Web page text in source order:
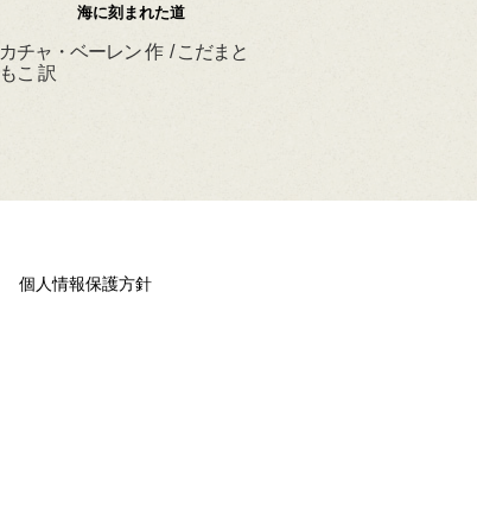
海に刻まれた道
カチャ・ベーレン 作 / こだまと
もこ 訳
個人情報保護方針